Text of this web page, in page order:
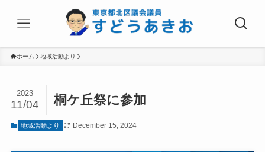
ホーム 地域活動より
桐ケ丘祭に参加
2023
11/04
地域活動より December 15, 2024